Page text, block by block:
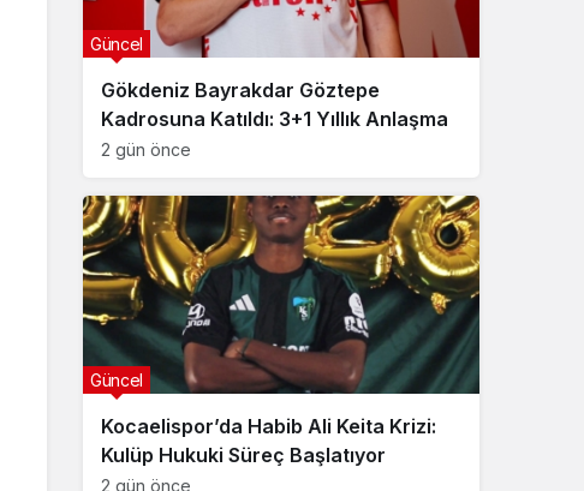
Gökdeniz Bayrakdar Göztepe
Kadrosuna Katıldı: 3+1 Yıllık Anlaşma
2 gün önce
Güncel
Kocaelispor’da Habib Ali Keita Krizi:
Kulüp Hukuki Süreç Başlatıyor
2 gün önce
Güncel